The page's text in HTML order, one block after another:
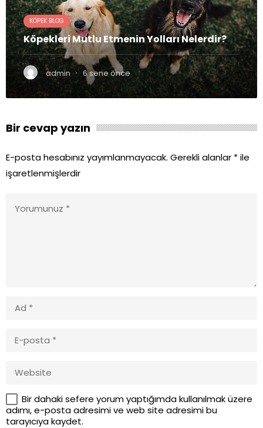
KÖPEK BLOG
Köpekleri Mutlu Etmenin Yolları Nelerdir?
admin · 6 sene önce
Bir cevap yazın
E-posta hesabınız yayımlanmayacak. Gerekli alanlar *ile
işaretlenmişlerdir
Bir dahaki sefere yorum yaptığımda kullanılmak üzere
adımı, e-posta adresimi ve web site adresimi bu
tarayıcıya kaydet.